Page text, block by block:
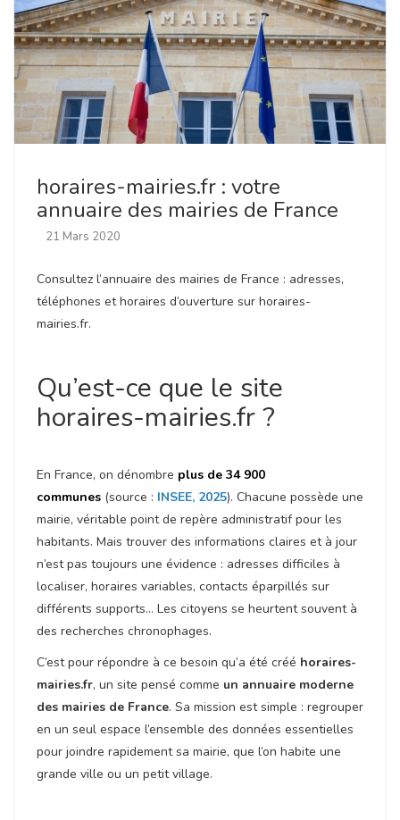
horaires-mairies.fr : votre
annuaire des mairies de France
21 Mars 2020
Consultez l’annuaire des mairies de France : adresses,
téléphones et horaires d’ouverture sur horaires-
mairies.fr.
Qu’est-ce que le site
horaires-mairies.fr ?
En France, on dénombre plus de 34 900
communes (source : INSEE, 2025). Chacune possède une
mairie, véritable point de repère administratif pour les
habitants. Mais trouver des informations claires et à jour
n’est pas toujours une évidence : adresses difficiles à
localiser, horaires variables, contacts éparpillés sur
différents supports… Les citoyens se heurtent souvent à
des recherches chronophages.
C’est pour répondre à ce besoin qu’a été créé horaires-
mairies.fr, un site pensé comme un annuaire moderne
des mairies de France. Sa mission est simple : regrouper
en un seul espace l’ensemble des données essentielles
pour joindre rapidement sa mairie, que l’on habite une
grande ville ou un petit village.